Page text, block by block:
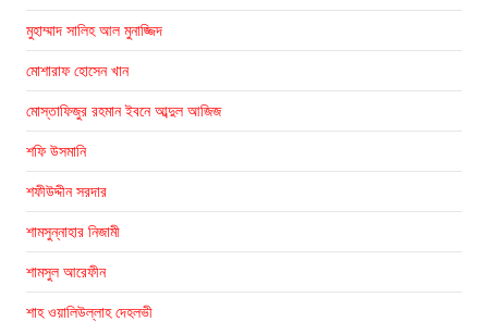
মুহাম্মাদ সালিহ আল মুনাজ্জিদ
মোশারাফ হোসেন খান
মোস্তাফিজুর রহমান ইবনে আব্দুল আজিজ
শফি উসমানি
শফীউদ্দীন সরদার
শামসুন্নাহার নিজামী
শামসুল আরেফীন
শাহ ওয়ালিউল্লাহ দেহলভী